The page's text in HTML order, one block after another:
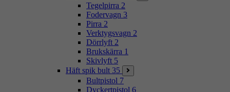
Tegelpirra 2
Fodervagn 3
Pirra 2
Verktygsvagn 2
Dörrlyft 2
Brukskärra 1
Skivlyft 5
Häft spik bult 35
Bultpistol 7
Dyckertpistol 6